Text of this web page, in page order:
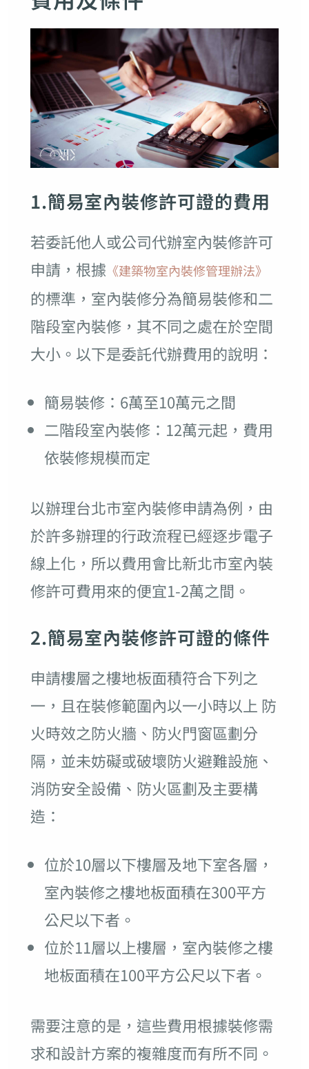
1.簡易室內裝修許可證的費用
若委託他人或公司代辦室內裝修許可
申請，根據 《建築物室內裝修管理辦法》
的標準，室內裝修分為簡易裝修和二
階段室內裝修，其不同之處在於空間
大小。以下是委託代辦費用的說明：
簡易裝修：6萬至10萬元之間
二階段室內裝修：12萬元起，費用
依裝修規模而定
以辦理台北市室內裝修申請為例，由
於許多辦理的行政流程已經逐步電子
線上化，所以費用會比新北市室內裝
修許可費用來的便宜1-2萬之間。
2.簡易室內裝修許可證的條件
申請樓層之樓地板面積符合下列之
一，且在裝修範圍內以一小時以上 防
火時效之防火牆、防火門窗區劃分
隔，並未妨礙或破壞防火避難設施、
消防安全設備、防火區劃及主要構
造：
位於10層以下樓層及地下室各層，
室內裝修之樓地板面積在300平方
公尺以下者。
位於11層以上樓層，室內裝修之樓
地板面積在100平方公尺以下者。
需要注意的是，這些費用根據裝修需
求和設計方案的複雜度而有所不同。